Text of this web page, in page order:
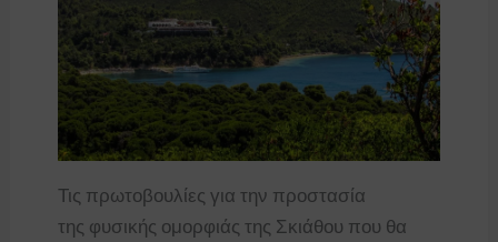
Τις πρωτοβουλίες για την προστασία
της φυσικής ομορφιάς της Σκιάθου που θα